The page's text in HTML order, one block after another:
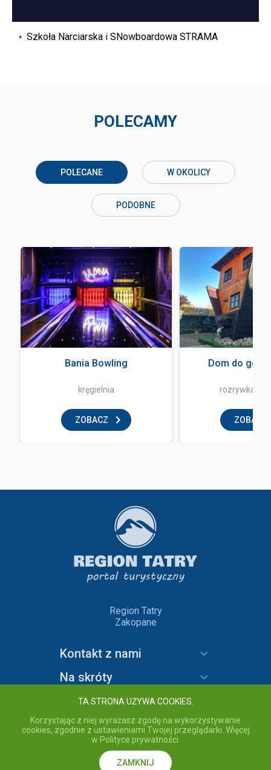
Szkoła Narciarska i SNowboardowa STRAMA
POLECAMY
POLECANE W OKOLICY
PODOBNE
Bania Bowling
kręgielnia
ZOBACZ
Dom do góry
rozrywka i
ZOBACZ
Region Tatry
Zakopane
Kontakt z nami
Na skróty
Informacje
copyright © 2020 Region Tatry - wszelkie prawa zastrzeżone.
Przebywając na stronie akceptujesz Politykę prywatności
Region Tatry
TA STRONA UŻYWA COOKIES.
Korzystając z niej wyrażasz zgodę na wykorzystywanie
cookies, zgodnie z ustawieniami Twojej przeglądarki. Więcej
w Polityce prywatności.